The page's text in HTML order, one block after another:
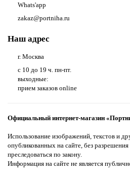
Whats'app
zakaz@portniha.ru
Наш адрес
г. Москва
с 10 до 19 ч. пн-пт.
выходные:
прием заказов online
Официальный интернет-магазин
Использование изображений, текстов и
опубликованных на сайте, без разрешения
преследоваться по закону.
Информация на сайте не является